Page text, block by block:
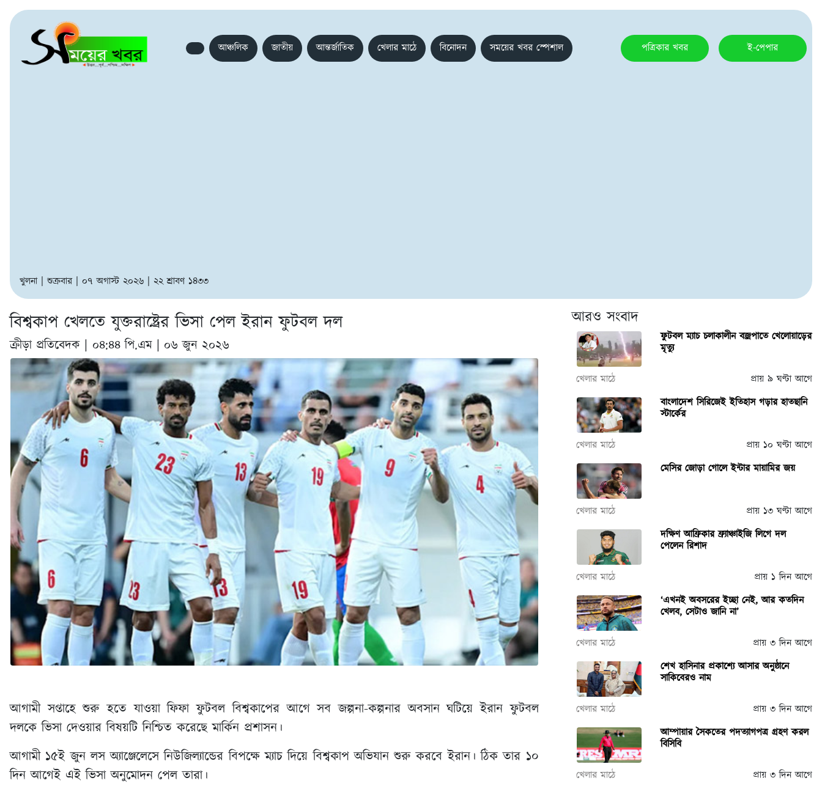
আঞ্চলিক জাতীয় আন্তর্জাতিক খেলার মাঠে বিনোদন সময়ের খবর স্পেশাল পত্রিকার খবর ই-পেপার
খুলনা | শুক্রবার | ০৭ অগাস্ট ২০২৬ | ২২ শ্রাবণ ১৪৩৩
বিশ্বকাপ খেলতে যুক্তরাষ্ট্রের ভিসা পেল ইরান ফুটবল দল
ক্রীড়া প্রতিবেদক | ০৪:৪৪ পি.এম | ০৬ জুন ২০২৬
আগামী সপ্তাহে শুরু হতে যাওয়া ফিফা ফুটবল বিশ্বকাপের আগে সব জল্পনা-কল্পনার অবসান ঘটিয়ে ইরান ফুটবল
দলকে ভিসা দেওয়ার বিষয়টি নিশ্চিত করেছে মার্কিন প্রশাসন।
আগামী ১৫ই জুন লস অ্যাঞ্জেলেসে নিউজিল্যান্ডের বিপক্ষে ম্যাচ দিয়ে বিশ্বকাপ অভিযান শুরু করবে ইরান। ঠিক তার ১০
দিন আগেই এই ভিসা অনুমোদন পেল তারা।
আরও সংবাদ
ফুটবল ম্যাচ চলাকালীন বজ্রপাতে খেলোয়াড়ের
মৃত্যু
খেলার মাঠে
প্রায় ৯ ঘণ্টা আগে
বাংলাদেশ সিরিজেই ইতিহাস গড়ার হাতছানি
স্টার্কের
খেলার মাঠে
প্রায় ১০ ঘণ্টা আগে
মেসির জোড়া গোলে ইন্টার মায়ামির জয়
খেলার মাঠে
প্রায় ১৩ ঘণ্টা আগে
দক্ষিণ আফ্রিকার ফ্র্যাঞ্চাইজি লিগে দল
পেলেন রিশাদ
খেলার মাঠে
প্রায় ১ দিন আগে
‘এখনই অবসরের ইচ্ছা নেই, আর কতদিন
খেলব, সেটাও জানি না’
খেলার মাঠে
প্রায় ৩ দিন আগে
শেখ হাসিনার প্রকাশ্যে আসার অনুষ্ঠানে
সাকিবেরও নাম
খেলার মাঠে
প্রায় ৩ দিন আগে
আম্পায়ার সৈকতের পদত্যাগপত্র গ্রহণ করল
বিসিবি
খেলার মাঠে
প্রায় ৩ দিন আগে